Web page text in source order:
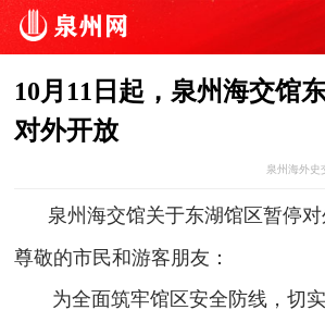
10月11日起，泉州海交馆
对外开放
泉州海外史
泉州海交馆关于东湖馆区暂停
尊敬的市民和游客朋友：
为全面筑牢馆区安全防线，切实